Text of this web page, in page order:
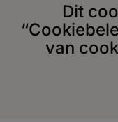
Dit
van